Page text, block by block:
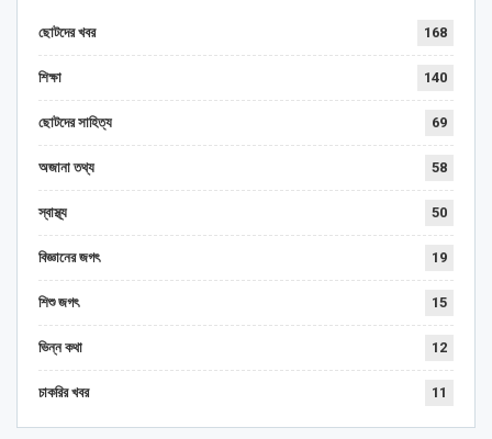
ছোটদের খবর 168
শিক্ষা 140
ছোটদের সাহিত্য 69
অজানা তথ্য 58
স্বাস্থ্য 50
বিজ্ঞানের জগৎ 19
শিশু জগৎ 15
ভিন্ন কথা 12
চাকরির খবর 11